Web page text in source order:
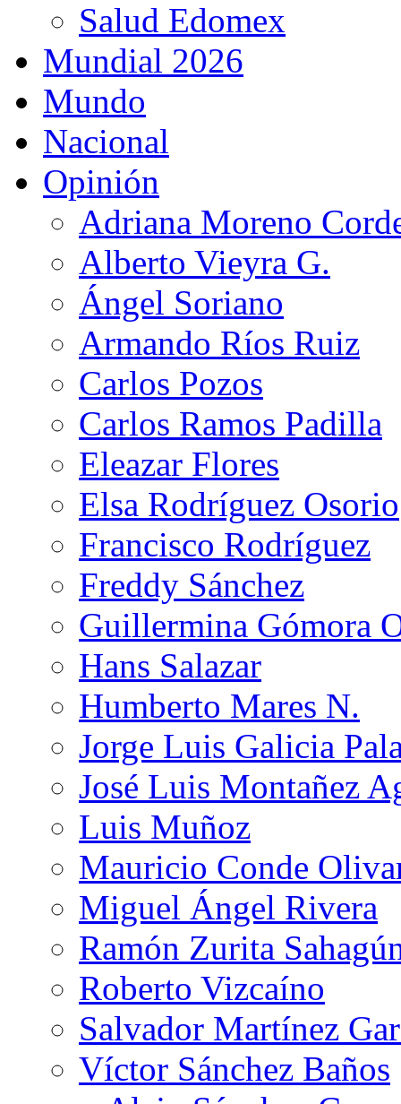
Salud Edomex
Mundial 2026
Mundo
Nacional
Opinión
Adriana Moreno
Alberto Vieyra G.
Ángel Soriano
Armando Ríos Ruiz
Carlos Pozos
Carlos Ramos Padilla
Eleazar Flores
Elsa Rodríguez Osorio
Francisco Rodríguez
Freddy Sánchez
Guillermina Gómora
Hans Salazar
Humberto Mares N.
Jorge Luis Galicia
José Luis Montañez
Luis Muñoz
Mauricio Conde
Miguel Ángel Rivera
Ramón Zurita
Roberto Vizcaíno
Salvador Martínez
Víctor Sánchez Baños